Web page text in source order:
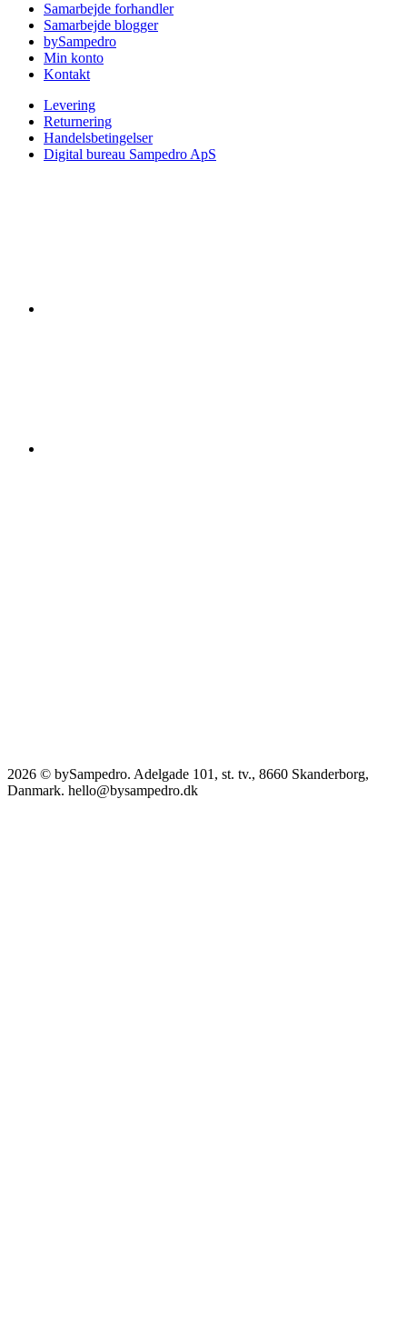
Samarbejde forhandler
Samarbejde blogger
bySampedro
Min konto
Kontakt
Levering
Returnering
Handelsbetingelser
Digital bureau Sampedro ApS
2026 © bySampedro. Adelgade 101, st. tv., 8660 Skanderborg,
Danmark. hello@bysampedro.dk